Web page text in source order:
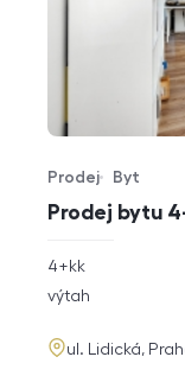
Prodej bytu
Typ nabídky
Prodej
Typ nemovitosti
Byt
rozměry
dispozice
4+kk
funkce
výtah
adresa
ul. Lidická,